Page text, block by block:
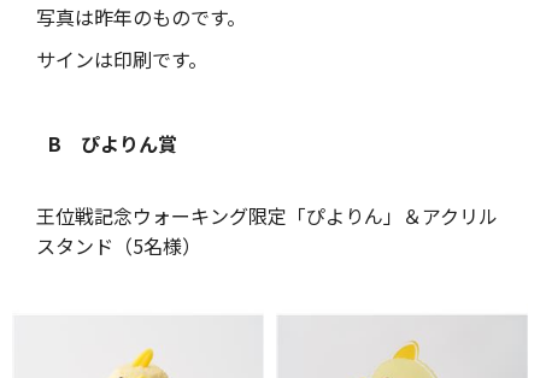
写真は昨年のものです。
サインは印刷です。
B ぴよりん賞
王位戦記念ウォーキング限定「ぴよりん」＆アクリル
スタンド（5名様）